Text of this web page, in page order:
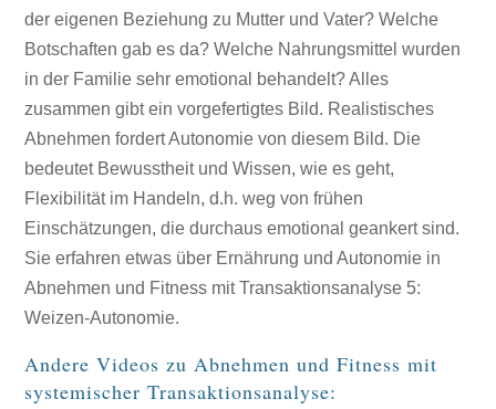
der eigenen Beziehung zu Mutter und Vater? Welche
Botschaften gab es da? Welche Nahrungsmittel wurden
in der Familie sehr emotional behandelt? Alles
zusammen gibt ein vorgefertigtes Bild. Realistisches
Abnehmen fordert Autonomie von diesem Bild. Die
bedeutet Bewusstheit und Wissen, wie es geht,
Flexibilität im Handeln, d.h. weg von frühen
Einschätzungen, die durchaus emotional geankert sind.
Sie erfahren etwas über Ernährung und Autonomie in
Abnehmen und Fitness mit Transaktionsanalyse 5:
Weizen-Autonomie.
Andere Videos zu Abnehmen und Fitness mit
systemischer Transaktionsanalyse: